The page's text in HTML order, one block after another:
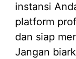
instansi
platform
dan siap
Jangan